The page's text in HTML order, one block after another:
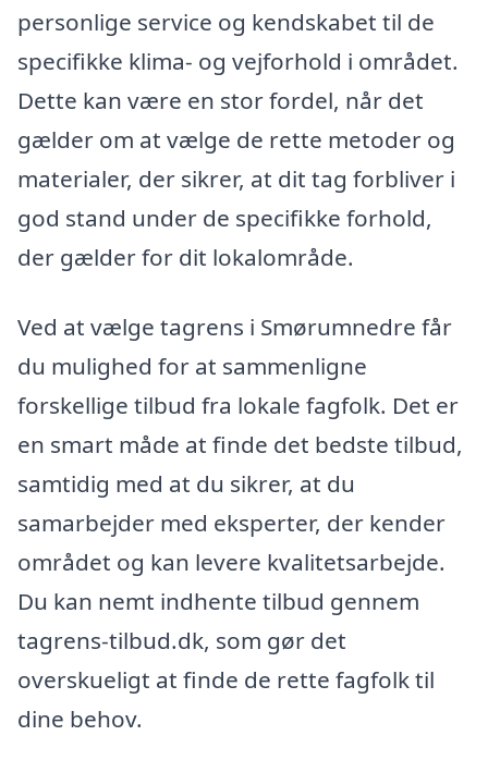
personlige service og kendskabet til de
specifikke klima- og vejforhold i området.
Dette kan være en stor fordel, når det
gælder om at vælge de rette metoder og
materialer, der sikrer, at dit tag forbliver i
god stand under de specifikke forhold,
der gælder for dit lokalområde.
Ved at vælge tagrens i Smørumnedre får
du mulighed for at sammenligne
forskellige tilbud fra lokale fagfolk. Det er
en smart måde at finde det bedste tilbud,
samtidig med at du sikrer, at du
samarbejder med eksperter, der kender
området og kan levere kvalitetsarbejde.
Du kan nemt indhente tilbud gennem
tagrens-tilbud.dk, som gør det
overskueligt at finde de rette fagfolk til
dine behov.